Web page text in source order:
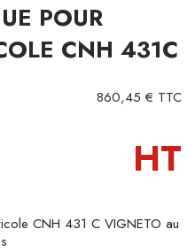
POUR
CNH 431C
860,45 € TTC
HT
CNH 431 C VIGNETO au